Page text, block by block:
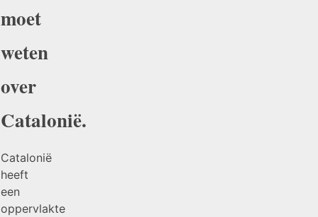
moet
weten
over
Catalonië.
Catalonië
heeft
een
oppervlakte